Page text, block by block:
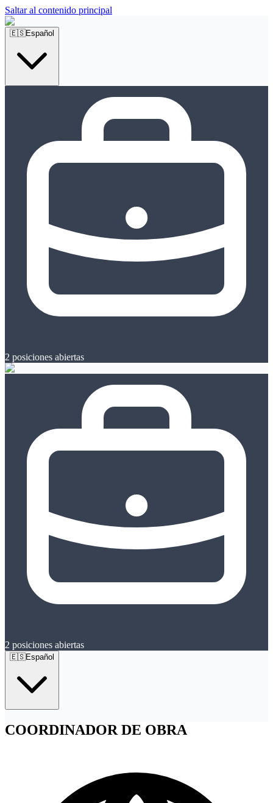
Saltar al contenido principal
🇪🇸Español
2 posiciones abiertas
2 posiciones abiertas
🇪🇸Español
COORDINADOR DE OBRA